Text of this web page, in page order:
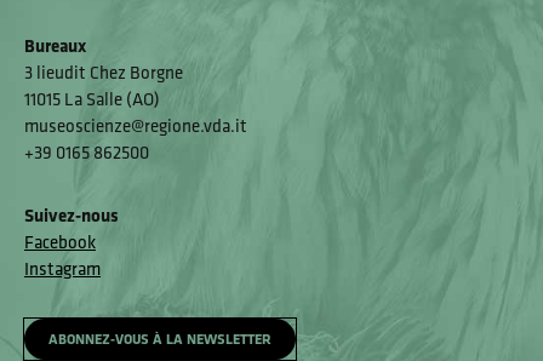
Bureaux
3 lieudit Chez Borgne
11015 La Salle (AO)
museoscienze@regione.vda.it
+39 0165 862500
Suivez-nous
Facebook
Instagram
ABONNEZ-VOUS À LA NEWSLETTER